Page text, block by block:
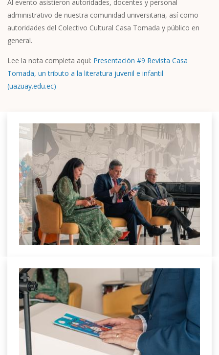
Al evento asistieron autoridades, docentes y personal
administrativo de nuestra comunidad universitaria, así como
autoridades del Colectivo Cultural Casa Tomada y público en
general.
Lee la nota completa aquí: Presentación #9 Revista Casa
Tomada, un tributo a la literatura juvenil e infantil
(uazuay.edu.ec)